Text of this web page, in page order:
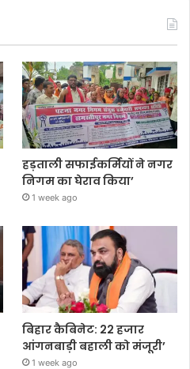
हड़ताली सफाईकर्मियों ने नगर
निगम का घेराव किया’
1 week ago
बिहार कैबिनेट: 22 हजार
आंगनबाड़ी बहाली को मंजूरी’
1 week ago